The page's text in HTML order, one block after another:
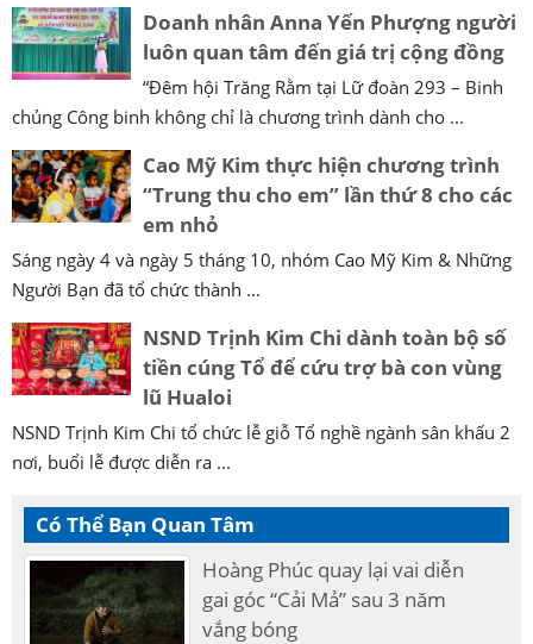
Doanh nhân Anna Yến Phượng người
luôn quan tâm đến giá trị cộng đồng
“Đêm hội Trăng Rằm tại Lữ đoàn 293 – Binh
chủng Công binh không chỉ là chương trình dành cho ...
Cao Mỹ Kim thực hiện chương trình
“Trung thu cho em” lần thứ 8 cho các
em nhỏ
Sáng ngày 4 và ngày 5 tháng 10, nhóm Cao Mỹ Kim & Những
Người Bạn đã tổ chức thành ...
NSND Trịnh Kim Chi dành toàn bộ số
tiền cúng Tổ để cứu trợ bà con vùng
lũ Hualoi
NSND Trịnh Kim Chi tổ chức lễ giỗ Tổ nghề ngành sân khấu 2
nơi, buổi lễ được diễn ra ...
Có Thể Bạn Quan Tâm
Hoàng Phúc quay lại vai diễn
gai góc “Cải Mả” sau 3 năm
vắng bóng